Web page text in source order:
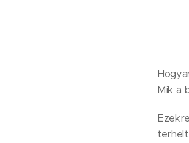
Mik a
terhelt